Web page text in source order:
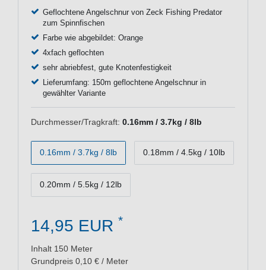
Geflochtene Angelschnur von Zeck Fishing Predator
zum Spinnfischen
Farbe wie abgebildet: Orange
4xfach geflochten
sehr abriebfest, gute Knotenfestigkeit
Lieferumfang: 150m geflochtene Angelschnur in
gewählter Variante
Durchmesser/Tragkraft: 0.16mm / 3.7kg / 8lb
0.16mm / 3.7kg / 8lb 0.18mm / 4.5kg / 10lb
0.20mm / 5.5kg / 12lb
14,95 EUR *
Inhalt 150 Meter
Grundpreis 0,10 € / Meter